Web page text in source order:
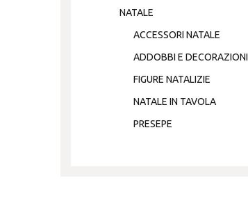
NATALE
ACCESSORI NATALE
ADDOBBI E DECORAZIONI
FIGURE NATALIZIE
NATALE IN TAVOLA
PRESEPE